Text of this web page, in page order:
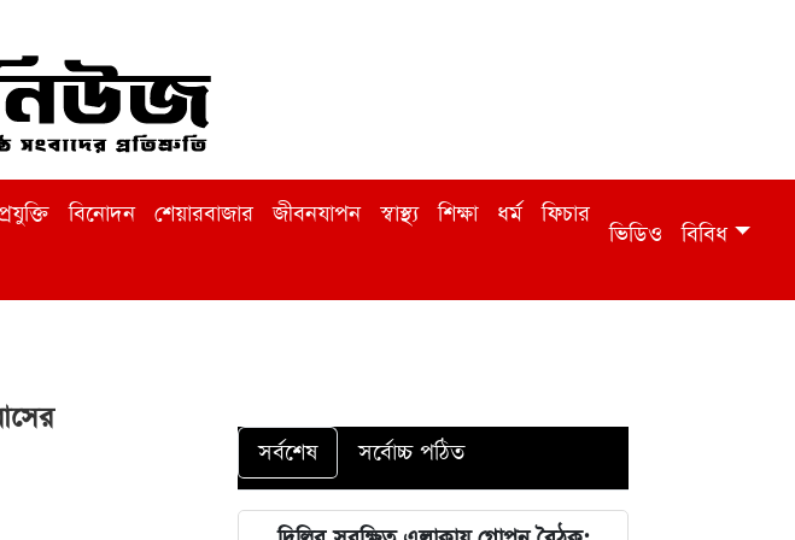
বিনোদন শেয়ারবাজার জীবনযাপন স্বাস্থ্য শিক্ষা ধর্ম ফিচার
ভিডিও বিবিধ
সর্বশেষ সর্বোচ্চ পঠিত